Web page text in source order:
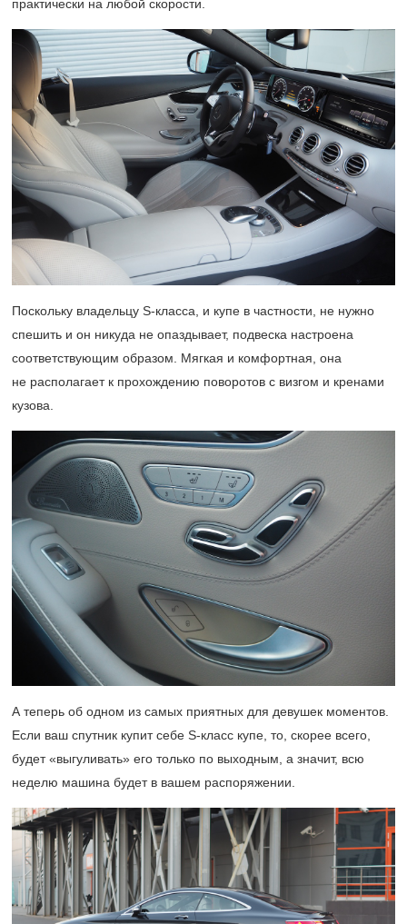
практически на любой скорости.
Поскольку владельцу S-класса, и купе в частности, не нужно
спешить и он никуда не опаздывает, подвеска настроена
соответствующим образом. Мягкая и комфортная, она
не располагает к прохождению поворотов с визгом и кренами
кузова.
А теперь об одном из самых приятных для девушек моментов.
Если ваш спутник купит себе S-класс купе, то, скорее всего,
будет «выгуливать» его только по выходным, а значит, всю
неделю машина будет в вашем распоряжении.